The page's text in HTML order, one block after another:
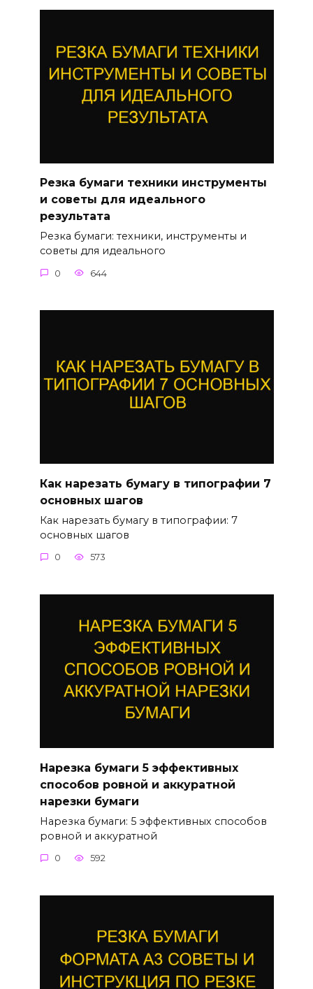
Резка бумаги техники инструменты
и советы для идеального
результата
Резка бумаги: техники, инструменты и
советы для идеального
0 644
Как нарезать бумагу в типографии 7
основных шагов
Как нарезать бумагу в типографии: 7
основных шагов
0 573
Нарезка бумаги 5 эффективных
способов ровной и аккуратной
нарезки бумаги
Нарезка бумаги: 5 эффективных способов
ровной и аккуратной
0 592